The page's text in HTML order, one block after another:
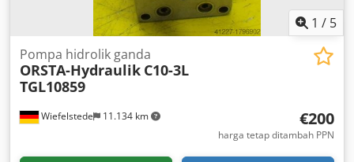
1 / 5
Wiefelstede 11.134 km
Pompa hidrolik ganda
ORSTA-Hydraulik C10-3L
TGL10859
€200
harga tetap ditambah PPN